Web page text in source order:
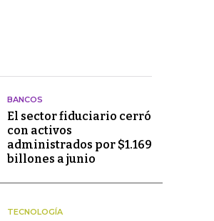
BANCOS
El sector fiduciario cerró
con activos
administrados por $1.169
billones a junio
TECNOLOGÍA